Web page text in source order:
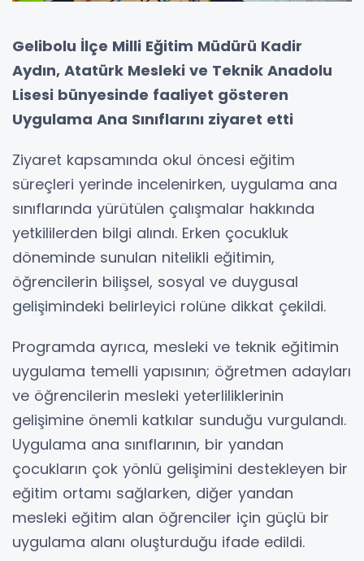
Gelibolu İlçe Milli Eğitim Müdürü Kadir
Aydın, Atatürk Mesleki ve Teknik Anadolu
Lisesi bünyesinde faaliyet gösteren
Uygulama Ana Sınıflarını ziyaret etti
Ziyaret kapsamında okul öncesi eğitim
süreçleri yerinde incelenirken, uygulama ana
sınıflarında yürütülen çalışmalar hakkında
yetkililerden bilgi alındı. Erken çocukluk
döneminde sunulan nitelikli eğitimin,
öğrencilerin bilişsel, sosyal ve duygusal
gelişimindeki belirleyici rolüne dikkat çekildi.
Programda ayrıca, mesleki ve teknik eğitimin
uygulama temelli yapısının; öğretmen adayları
ve öğrencilerin mesleki yeterliliklerinin
gelişimine önemli katkılar sunduğu vurgulandı.
Uygulama ana sınıflarının, bir yandan
çocukların çok yönlü gelişimini destekleyen bir
eğitim ortamı sağlarken, diğer yandan
mesleki eğitim alan öğrenciler için güçlü bir
uygulama alanı oluşturduğu ifade edildi.